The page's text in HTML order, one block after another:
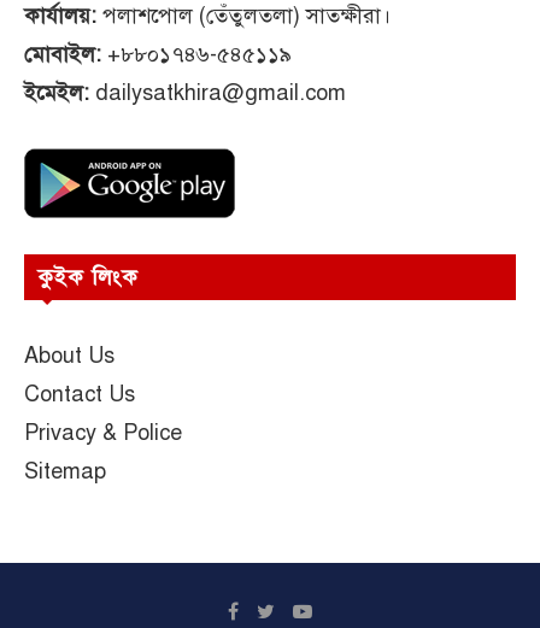
কার্যালয়: পলাশপোল (তেঁতুলতলা) সাতক্ষীরা।
মোবাইল: +৮৮০১৭৪৬-৫৪৫১১৯
ইমেইল: dailysatkhira@gmail.com
কুইক লিংক
About Us
Contact Us
Privacy & Police
Sitemap